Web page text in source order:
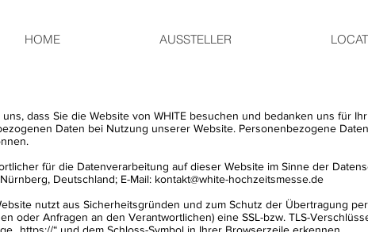
HOME AUSSTELLER
dass Sie die Website von WHITE besuchen und bedanken uns für
Daten bei Nutzung unserer Website. Personenbezogene
für die Datenverarbeitung auf dieser Website im Sinne der
Deutschland; E-Mail: kontakt@white-hochzeitsmesse.de
nutzt aus Sicherheitsgründen und zum Schutz der Übertragung
oder Anfragen an den Verantwortlichen) eine SSL-bzw. TLS-